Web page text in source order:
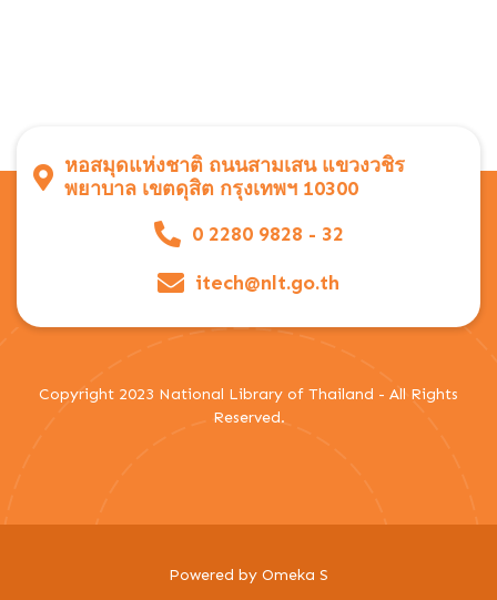
หอสมุดแห่งชาติ ถนนสามเสน แขวงวชิร
พยาบาล เขตดุสิต กรุงเทพฯ 10300
0 2280 9828 - 32
itech@nlt.go.th
Copyright 2023 National Library of Thailand - All Rights
Reserved.
Powered by Omeka S